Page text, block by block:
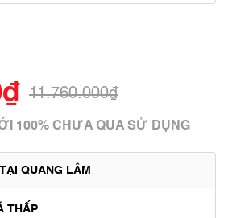
11.760.000₫
100% CHƯA QUA SỬ DỤNG
QUANG LÂM
THẤP